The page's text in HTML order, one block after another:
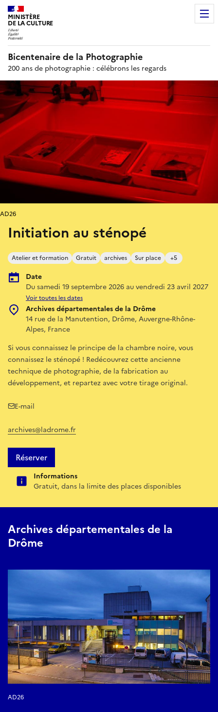
MINISTÈRE
DE LA CULTURE
Bicentenaire de la Photographie
200 ans de photographie : célébrons les regards
Initiation au sténopé
Atelier et formation Gratuit archives Sur place +5
Date
Du samedi 19 septembre 2026 au vendredi 23 avril 2027
Voir toutes les dates
Archives départementales de la Drôme
14 rue de la Manutention, Drôme, Auvergne-Rhône-
Alpes, France
AD26
Si vous connaissez le principe de la chambre noire, vous
connaissez le sténopé ! Redécouvrez cette ancienne
technique de photographie, de la fabrication au
développement, et repartez avec votre tirage original.
E-mail
archives@ladrome.fr
Réserver
Informations
Gratuit, dans la limite des places disponibles
Archives départementales de la
Drôme
AD26